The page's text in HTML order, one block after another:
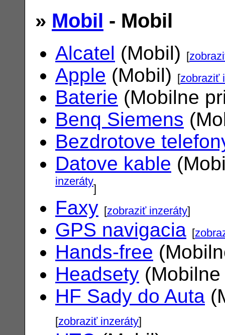
» Mobil - Mobil
Alcatel (Mobil) [
Apple (Mobil) [zobraziť
Baterie (Mobilne
Benq Siemens
Bezdrotove
Datove kable
inzeráty]
Faxy [zobraziť inzeráty]
GPS navigacia [
Hands-free
Headsety
HF Sady do Auta
[zobraziť inzeráty]